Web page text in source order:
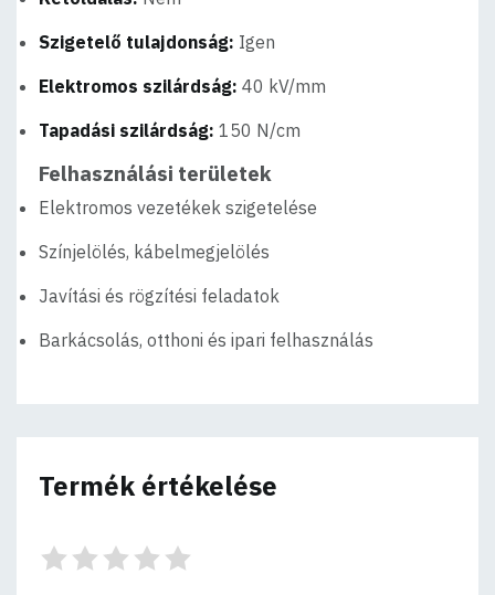
Szigetelő tulajdonság: Igen
Elektromos szilárdság: 40 kV/mm
Tapadási szilárdság: 150 N/cm
Felhasználási területek
Elektromos vezetékek szigetelése
Színjelölés, kábelmegjelölés
Javítási és rögzítési feladatok
Barkácsolás, otthoni és ipari felhasználás
Termék értékelése